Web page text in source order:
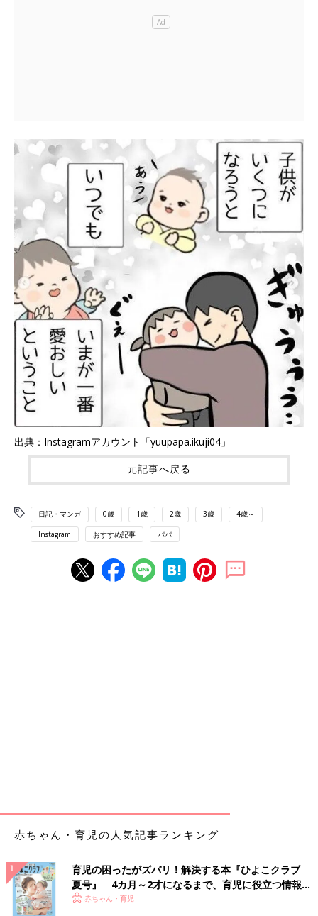
出典：Instagramアカウント「yuupapa.ikuji04」
元記事へ戻る
日記・マンガ 0歳 1歳 2歳 3歳 4歳～
Instagram おすすめ記事 パパ
赤ちゃん・育児の人気記事ランキング
育児の困ったがズバリ！解決する本『ひよこクラブ
夏号』 4カ月～2才になるまで、育児に役立つ情報が
いっぱい！
赤ちゃん・育児